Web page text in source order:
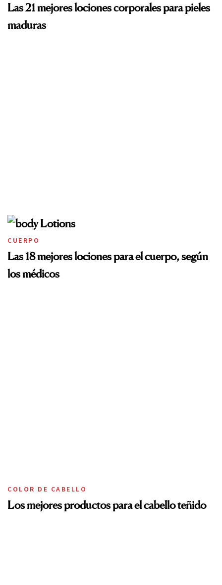
Las 21 mejores lociones corporales para pieles
maduras
CUERPO
Las 18 mejores lociones para el cuerpo, según
los médicos
COLOR DE CABELLO
Los mejores productos para el cabello teñido